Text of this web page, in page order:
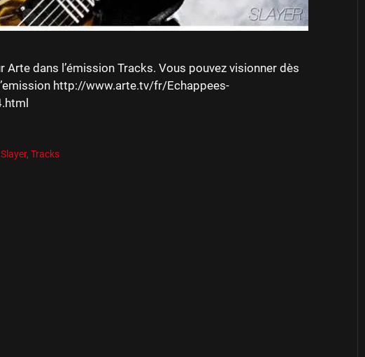
Arte dans l’émission Tracks. Vous pouvez visionner dès
http://www.arte.tv/fr/Echappees-
Slayer,Tracks